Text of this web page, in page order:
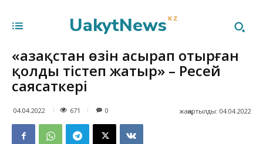
UakytNews KZ
«Қазақстан өзін асырап отырған
қолды тістеп жатыр» – Ресей
саясаткері
04.04.2022 671 жаңартылды: 04.04.2022
0